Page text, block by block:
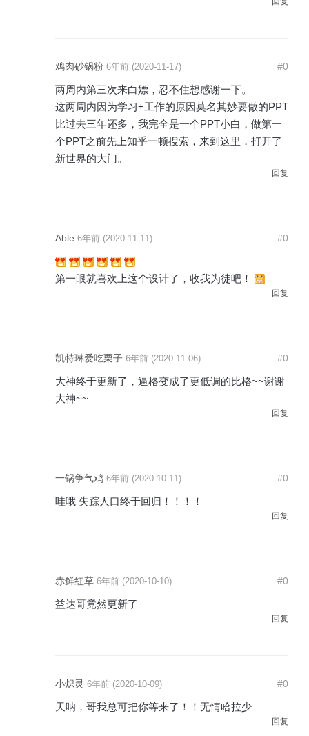
鸡肉砂锅粉 6年前 (2020-11-17) #0
两周内第三次来白嫖，忍不住想感谢一下。
这两周内因为学习+工作的原因莫名其妙要做的PPT
比过去三年还多，我完全是一个PPT小白，做第一
个PPT之前先上知乎一顿搜索，来到这里，打开了
新世界的大门。
回复
Able 6年前 (2020-11-11) #0
第一眼就喜欢上这个设计了，收我为徒吧！
回复
凯特琳爱吃栗子 6年前 (2020-11-06) #0
大神终于更新了，逼格变成了更低调的比格~~谢谢
大神~~
回复
一锅争气鸡 6年前 (2020-10-11) #0
哇哦 失踪人口终于回归！！！！
回复
赤鲜红草 6年前 (2020-10-10) #0
益达哥竟然更新了
回复
小炽灵 6年前 (2020-10-09) #0
天呐，哥我总可把你等来了！！无情哈拉少
回复